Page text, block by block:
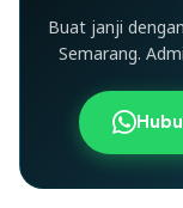
Buat janji
Semarang.